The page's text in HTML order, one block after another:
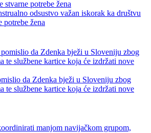
odsustvo važan iskorak ka društvu
potrebe žena
da Zdenka bježi u Sloveniju zbog
te službene kartice koja će izdržati nove